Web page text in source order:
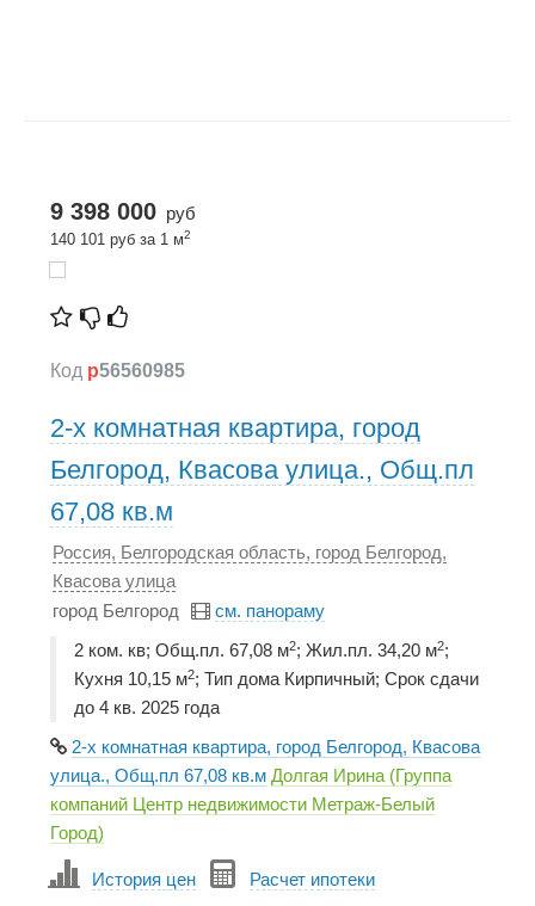
9 398 000 руб
140 101 руб за 1 м2
Код p56560985
2-х комнатная квартира, город
Белгород, Квасова улица., Общ.пл
67,08 кв.м
Россия, Белгородская область, город Белгород,
Квасова улица
город Белгород
см. панораму
2 ком. кв; Общ.пл. 67,08 м2; Жил.пл. 34,20 м2;
Кухня 10,15 м2; Тип дома Кирпичный; Срок сдачи
до 4 кв. 2025 года
2-х комнатная квартира, город Белгород, Квасова
улица., Общ.пл 67,08 кв.м Долгая Ирина (Группа
компаний Центр недвижимости Метраж-Белый
Город)
История цен Расчет ипотеки